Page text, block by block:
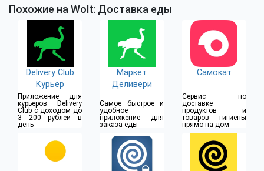
Похожие на Wolt: Доставка еды
Delivery Club
Курьер
Приложение для
курьеров Delivery
Club с доходом до
3 200 рублей в
день
Маркет
Деливери
Самое быстрое и
удобное
приложение для
заказа еды
Самокат
Сервис по
доставке
продуктов и
товаров гигиены
прямо на дом